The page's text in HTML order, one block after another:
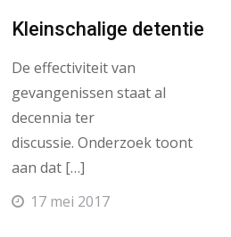
Kleinschalige detentie
De effectiviteit van
gevangenissen staat al
decennia ter
discussie. Onderzoek toont
aan dat […]
17 mei 2017